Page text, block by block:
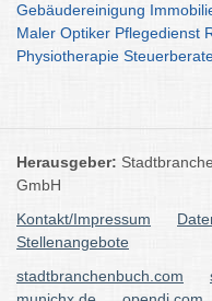
Gebäudereinigung
Maler Optiker Pflegedienst
Physiotherapie
Herausgeber:
GmbH
Kontakt/Impressum
Stellenangebote
stadtbranchenbuch.com